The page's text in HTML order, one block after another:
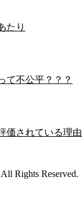
たり
て不公平？？？
価されている理由
Rights Reserved.